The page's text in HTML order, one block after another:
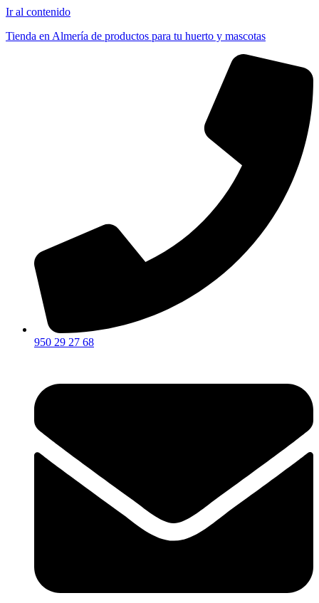
Ir al contenido
Tienda en Almería de productos para tu huerto y mascotas
950 29 27 68